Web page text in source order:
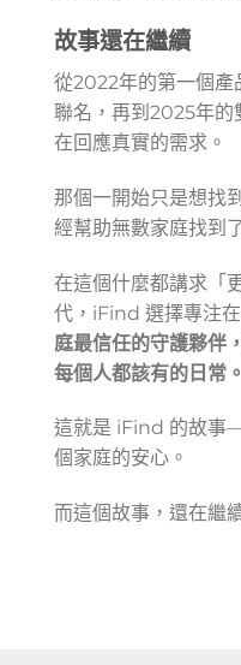
故事還在繼續
從2022年的第一個
聯名，再到2025年
在回應真實的需求。
那個一開始只是想找
經幫助無數家庭找到
在這個什麼都講求「
代，iFind 選擇專注在
庭最信任的守護夥伴
每個人都該有的日常。
這就是 iFind 的故事
個家庭的安心。
而這個故事，還在繼